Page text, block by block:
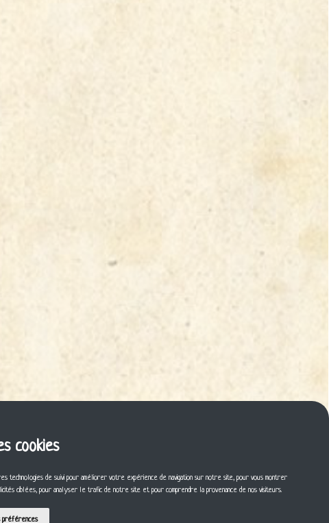
cookies
technologies de suivi pour améliorer votre expérience de navigation sur notre site, pour vous montrer
ciblées, pour analyser le trafic de notre site et pour comprendre la provenance de nos visiteurs.
préférences